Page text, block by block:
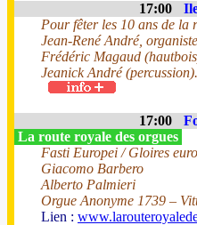
17:00
Pour fêter les 10 ans de la
Jean-René André,
Frédéric Magaud
Jeanick André (percussion).
17:00
La route royale des orgues
Fasti Europei / Gloires
Giacomo Barbero
Alberto Palmieri
Orgue Anonyme 1739 –
Lien :